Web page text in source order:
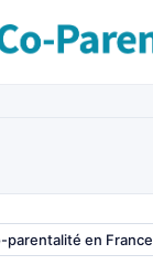
parentalité en France